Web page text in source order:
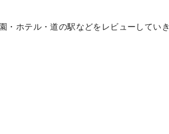
・ホテル・道の駅などをレビューしていき